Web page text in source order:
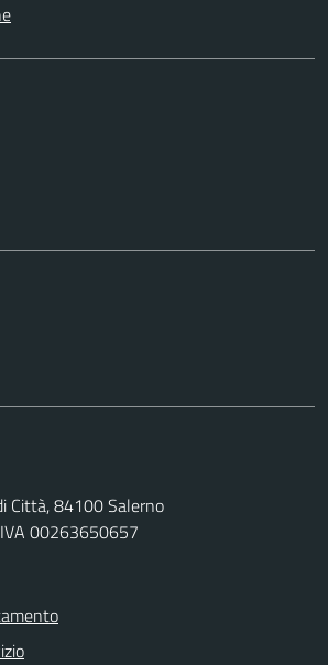
Città, 84100 Salerno
00263650657